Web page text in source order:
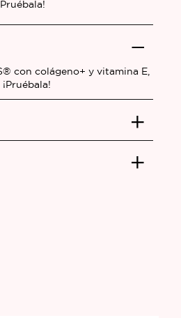
con colágeno+ y vitamina E,